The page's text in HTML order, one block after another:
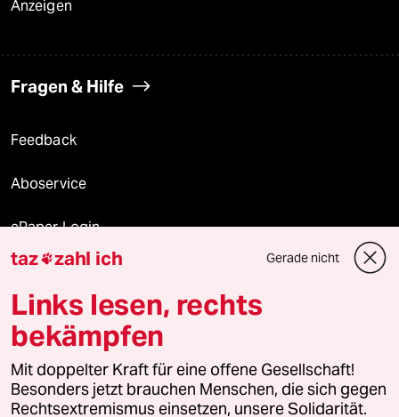
Anzeigen
Fragen & Hilfe
Feedback
Aboservice
ePaper Login
Downloads für Abonnierende
© 2026 taz Verlags und Vertriebs GmbH
Alle Rechte vorbehalten. Bei rechtlichen Fragen oder für Genehmigungen
wenden Sie sich bitte an
lizenzen@taz.de
taz zahl ich Gerade nicht
Links lesen, rechts
bekämpfen
Mit doppelter Kraft für eine offene Gesellschaft!
Besonders jetzt brauchen Menschen, die sich gegen
Rechtsextremismus einsetzen, unsere Solidarität.